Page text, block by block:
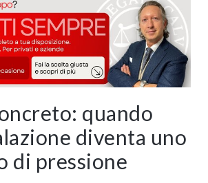
quando
diventa uno
di pressione